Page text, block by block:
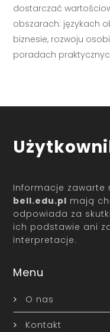
dostarczać
obszarach: językach
biznesie, rozwoju
poradach
Informacje zawarte
bell.edu.pl mają
odpowiada za
ich podstawie ani
interpretacje.
Menu
O nas
Kontakt